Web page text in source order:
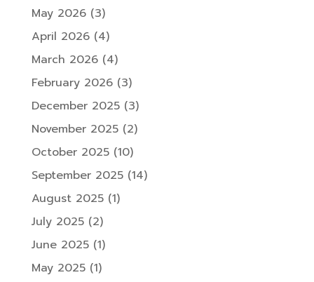
May 2026(3)
April 2026(4)
March 2026(4)
February 2026(3)
December 2025(3)
November 2025(2)
October 2025(10)
September 2025(14)
August 2025(1)
July 2025(2)
June 2025(1)
May 2025(1)